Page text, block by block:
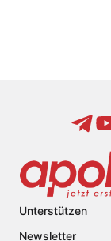
Unterstützen
Newsletter